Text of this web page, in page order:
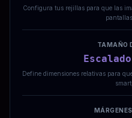
Configura tus rejillas para que las
TAMAÑO
Define dimensiones relativas para